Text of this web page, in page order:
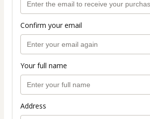
Confirm your email
Your full name
Address